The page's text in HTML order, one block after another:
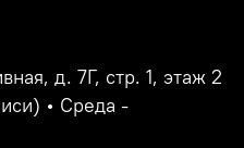
д. 7Г, стр. 1, этаж 2
• Среда -